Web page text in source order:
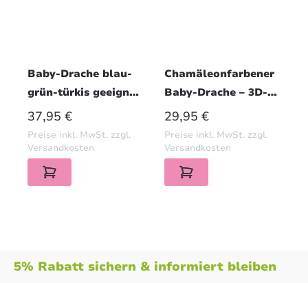
Baby-Drache blau-
grün-türkis geeignet
für Toni-Box
REGULÄRER PREIS:
37,95 €
Preise inkl. MwSt. zzgl.
Versandkosten
Chamäleonfarbener
Baby-Drache – 3D-
gedruckter Echo Dot
Halter aus PLA
REGULÄRER PREIS:
29,95 €
Preise inkl. MwSt. zzgl.
Versandkosten
5% Rabatt sichern & informiert bleiben